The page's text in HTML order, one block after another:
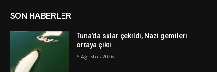
SON HABERLER
Tuna’da sular çekildi, Nazi gemileri
ortaya çıktı
6 Ağustos 2026